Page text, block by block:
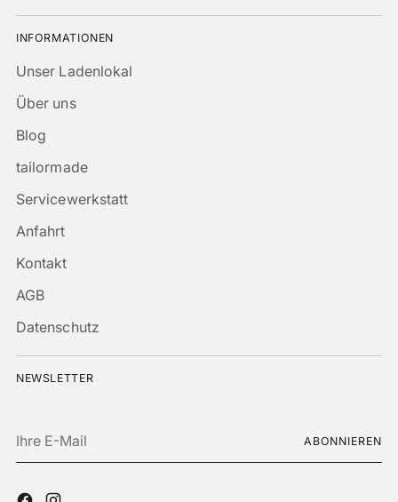
INFORMATIONEN
Unser Ladenlokal
Über uns
Blog
tailormade
Servicewerkstatt
Anfahrt
Kontakt
AGB
Datenschutz
NEWSLETTER
E-
ABONNIEREN